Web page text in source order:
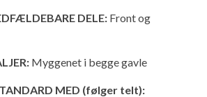
DELE: Front og
Myggenet i begge gavle
MED (følger telt):